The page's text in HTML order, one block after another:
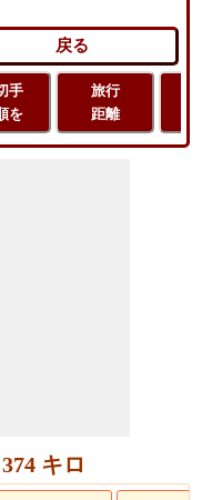
手
を
旅行
距離
キロ